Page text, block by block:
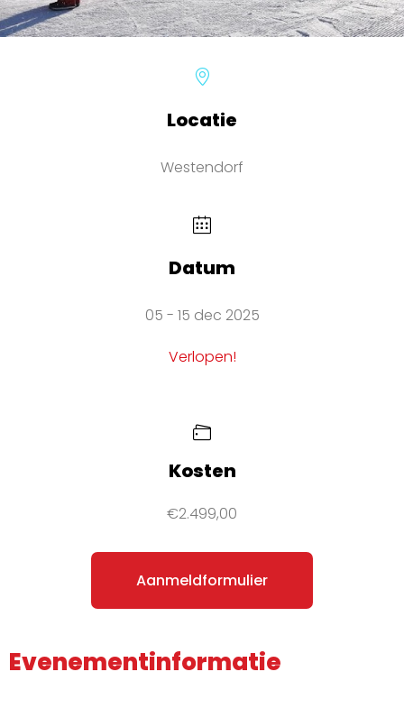
Locatie
Westendorf
Datum
05 - 15 dec 2025
Verlopen!
Kosten
€2.499,00
Aanmeldformulier
Evenementinformatie